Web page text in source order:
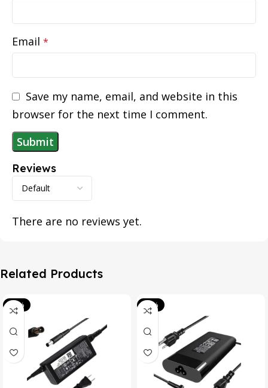
Reviews
There are no reviews yet.
Email *
Save my name, email, and website in this
browser for the next time I comment.
Related Products
-39% -20%